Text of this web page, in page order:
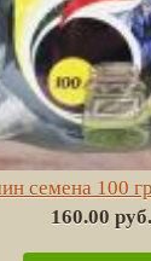
семена 100
160.00 руб.